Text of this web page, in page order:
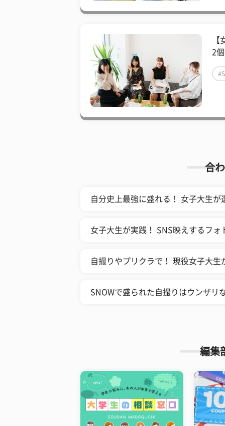
2
合
自分史上最強に盛れる！ 女子大生
女子大生が実践！ SNS映えするフ
自撮りやプリクラで！ 現役女子大
SNOWで盛られた自撮りはウンザリ
編集